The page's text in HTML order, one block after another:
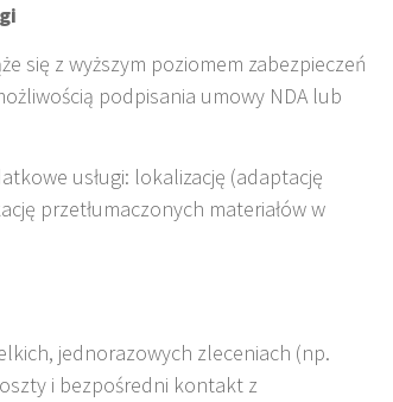
się z wyższym poziomem zabezpieczeń
podpisania umowy NDA lub
usługi: lokalizację (adaptację
przetłumaczonych materiałów w
jednorazowych zleceniach (np.
i bezpośredni kontakt z